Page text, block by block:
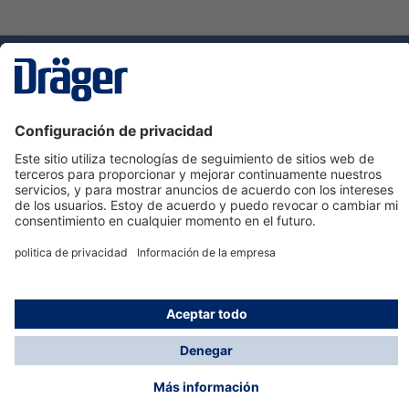
Servicio de atención al cliente de Dräger
Ayuda
Información
© Dräger Hispania S.A.U., 2024
*Todos los precios no incluyen IVA y posibles gastos
de envío, salvo que indique lo contrario